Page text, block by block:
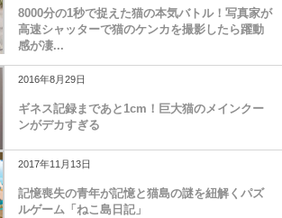
8000分の1秒で捉えた猫の本気バトル！写真家が
高速シャッターで猫のケンカを撮影したら躍動
感が凄...
2016年8月29日
ギネス記録まであと1cm！巨大猫のメインクー
ンがデカすぎる
2017年11月13日
記憶喪失の青年が記憶と猫島の謎を紐解くパズ
ルゲーム「ねこ島日記」